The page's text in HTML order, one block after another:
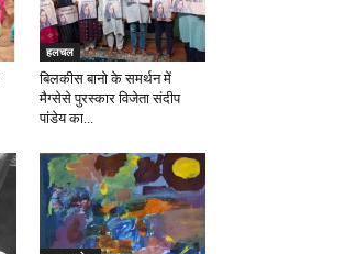
हलचल
बिलकीस बानो के समर्थन में
मैग्सेसे पुरस्कार विजेता संदीप
पांडेय का...